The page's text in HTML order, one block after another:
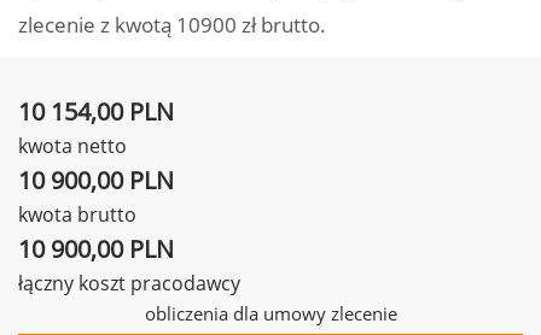
zlecenie z kwotą 10900 zł brutto.
10 154,00 PLN
kwota netto
10 900,00 PLN
kwota brutto
10 900,00 PLN
łączny koszt pracodawcy
obliczenia dla umowy zlecenie